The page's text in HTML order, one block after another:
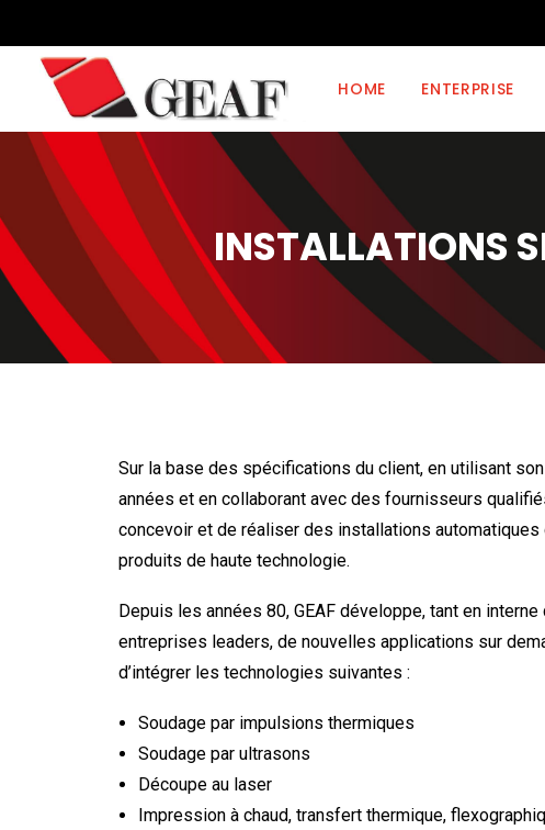
HOME ENTERPRISE
INSTALLATIONS
Sur la base des spécifications du client, en utilisant
années et en collaborant avec des fournisseurs
concevoir et de réaliser des installations
produits de haute technologie.
Depuis les années 80, GEAF développe, tant en interne
entreprises leaders, de nouvelles applications sur
d’intégrer les technologies suivantes :
Soudage par impulsions thermiques
Soudage par ultrasons
Découpe au laser
Impression à chaud, transfert thermique,